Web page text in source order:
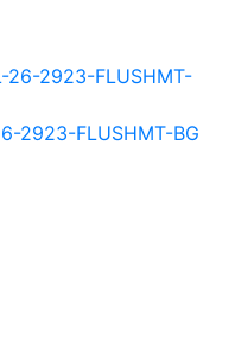
2923-FLUSHMT-BG